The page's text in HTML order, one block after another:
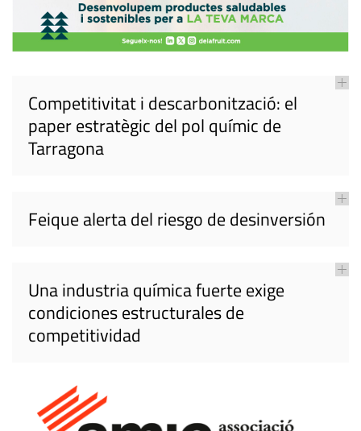
Competitivitat i descarbonització: el
paper estratègic del pol químic de
Tarragona
Feique alerta del riesgo de desinversión
Una industria química fuerte exige
condiciones estructurales de
competitividad